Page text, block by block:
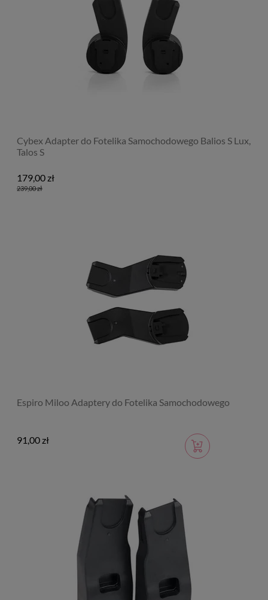
Cybex Adapter do Fotelika Samochodowego Balios S Lux,
Talos S
179,00 zł
239,00 zł
Espiro Miloo Adaptery do Fotelika Samochodowego
91,00 zł